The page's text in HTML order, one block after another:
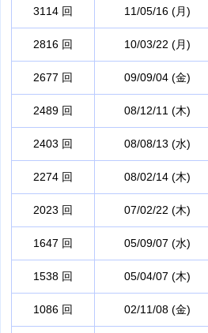
3114 回 11/05/16 (月)
2816 回 10/03/22 (月)
2677 回 09/09/04 (金)
2489 回 08/12/11 (木)
2403 回 08/08/13 (水)
2274 回 08/02/14 (木)
2023 回 07/02/22 (木)
1647 回 05/09/07 (水)
1538 回 05/04/07 (木)
1086 回 02/11/08 (金)